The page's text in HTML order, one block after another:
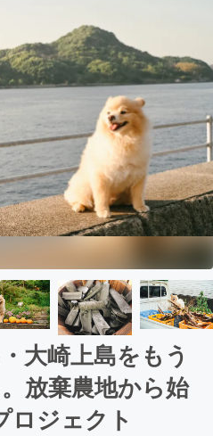
大崎上島をもう
放棄農地から始
ロジェクト